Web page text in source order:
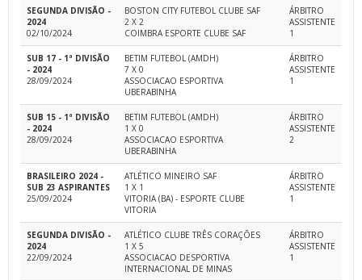
SEGUNDA DIVISÃO -
2024
02/10/2024
BOSTON CITY FUTEBOL CLUBE SAF
2 X 2
COIMBRA ESPORTE CLUBE SAF
ÁRBITRO
ASSISTENTE
1
SUB 17 - 1ª DIVISÃO
- 2024
28/09/2024
BETIM FUTEBOL (AMDH)
7 X 0
ASSOCIACAO ESPORTIVA
UBERABINHA
ÁRBITRO
ASSISTENTE
1
SUB 15 - 1ª DIVISÃO
- 2024
28/09/2024
BETIM FUTEBOL (AMDH)
1 X 0
ASSOCIACAO ESPORTIVA
UBERABINHA
ÁRBITRO
ASSISTENTE
2
BRASILEIRO 2024 -
SUB 23 ASPIRANTES
25/09/2024
ATLÉTICO MINEIRO SAF
1 X 1
VITORIA (BA) - ESPORTE CLUBE
VITORIA
ÁRBITRO
ASSISTENTE
1
SEGUNDA DIVISÃO -
2024
22/09/2024
ATLÉTICO CLUBE TRÊS CORAÇÕES
1 X 5
ASSOCIACAO DESPORTIVA
INTERNACIONAL DE MINAS
ÁRBITRO
ASSISTENTE
1